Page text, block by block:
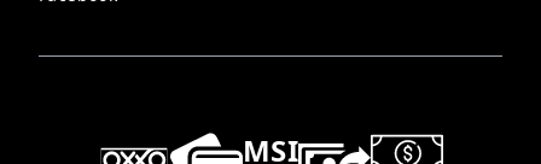
MSI